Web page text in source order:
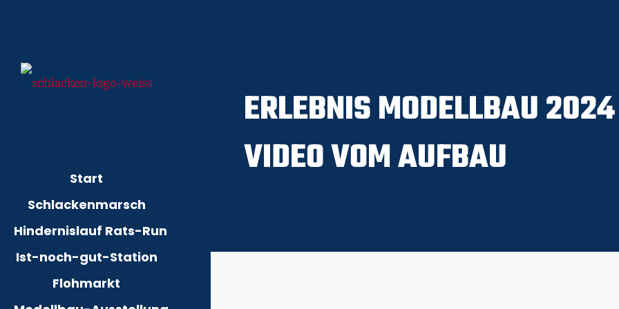
Start
Schlackenmarsch
Hindernislauf Rats-Run
Ist-noch-gut-Station
Flohmarkt
ERLEBNIS MODELLBAU
VIDEO VOM AUFBAU